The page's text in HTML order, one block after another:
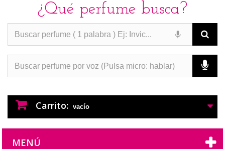
¿Qué perfume busca?
Carrito: vacío
MENÚ